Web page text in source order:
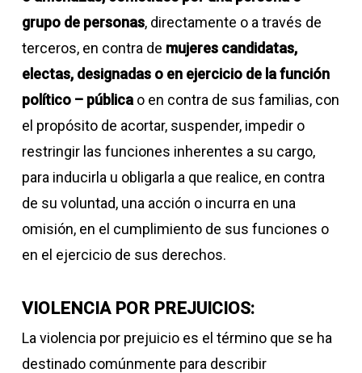
grupo de personas, directamente o a través de
terceros, en contra de mujeres candidatas,
electas, designadas o en ejercicio de la función
político – públicao en contra de sus familias, con
el propósito de acortar, suspender, impedir o
restringir las funciones inherentes a su cargo,
para inducirla u obligarla a que realice, en contra
de su voluntad, una acción o incurra en una
omisión, en el cumplimiento de sus funciones o
en el ejercicio de sus derechos.
VIOLENCIA POR PREJUICIOS:
La violencia por prejuicio es el término que se ha
destinado comúnmente para describir